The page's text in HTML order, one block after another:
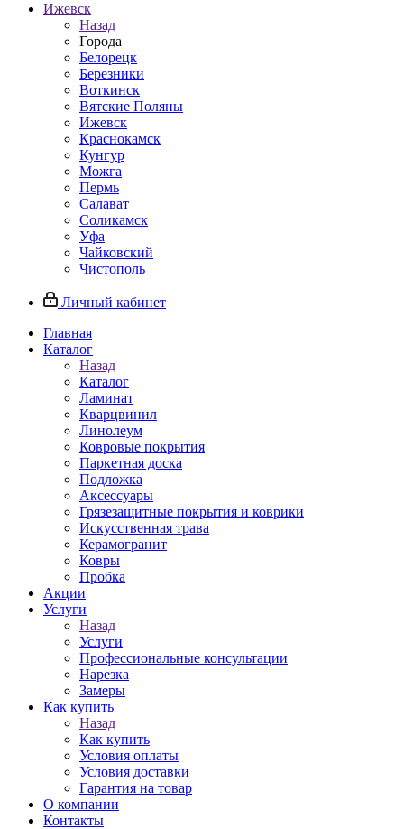
Ижевск
Назад
Города
Белорецк
Березники
Воткинск
Вятские Поляны
Ижевск
Краснокамск
Кунгур
Можга
Пермь
Салават
Соликамск
Уфа
Чайковский
Чистополь
Личный кабинет
Главная
Каталог
Назад
Каталог
Ламинат
Кварцвинил
Линолеум
Ковровые покрытия
Паркетная доска
Подложка
Аксессуары
Грязезащитные покрытия и коврики
Искусственная трава
Керамогранит
Ковры
Пробка
Акции
Услуги
Назад
Услуги
Профессиональные консультации
Нарезка
Замеры
Как купить
Назад
Как купить
Условия оплаты
Условия доставки
Гарантия на товар
О компании
Контакты